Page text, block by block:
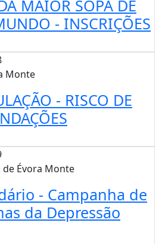
MAIOR SOPA DE
- INSCRIÇÕES
Monte
- RISCO DE
de Évora Monte
- Campanha de
da Depressão